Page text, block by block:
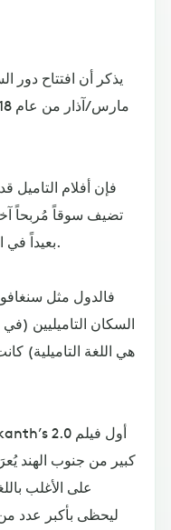
يذكر أن افتتاح دور
تضيف سوقاً مُربحاً آخر
بعيداً في الشرق الأوسط وجنوب شرقي آسيا.
فالدول مثل
السكان التاميليين
هي اللغة التاميلية)
كبير من جنوب الهند
على الأغلب
ليحظى بأكبر عدد